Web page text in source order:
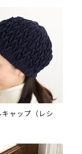
ャップ（レシ